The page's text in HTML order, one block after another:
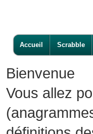
Accueil Scrabble
Bienvenue
Vous allez